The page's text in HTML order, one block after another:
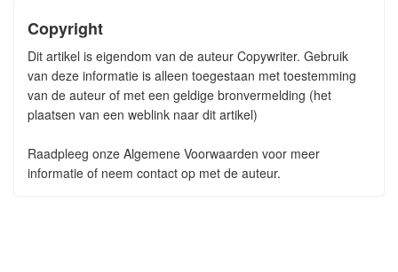
Copyright
Dit artikel is eigendom van de auteur Copywriter. Gebruik
van deze informatie is alleen toegestaan met toestemming
van de auteur of met een geldige bronvermelding (het
plaatsen van een weblink naar dit artikel)
Raadpleeg onze Algemene Voorwaarden voor meer
informatie of neem contact op met de auteur.